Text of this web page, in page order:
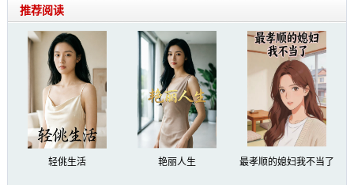
老粗骂我疯了，旁人笑我色迷心窍，到了这步田
地还惦记女人。他们懂什么？林雨薇，她是光禄
寺少卿的女儿，和我一样沦落至此的官家小姐。
王老粗说赎她要一百个人头。我掂量着手里这三
十二个，路还长，但总得有人去走。
边关砍王，开局用军功换媳妇小说精彩阅读:
推荐阅读
轻佻生活 艳丽人生 最孝顺的媳妇我不当了